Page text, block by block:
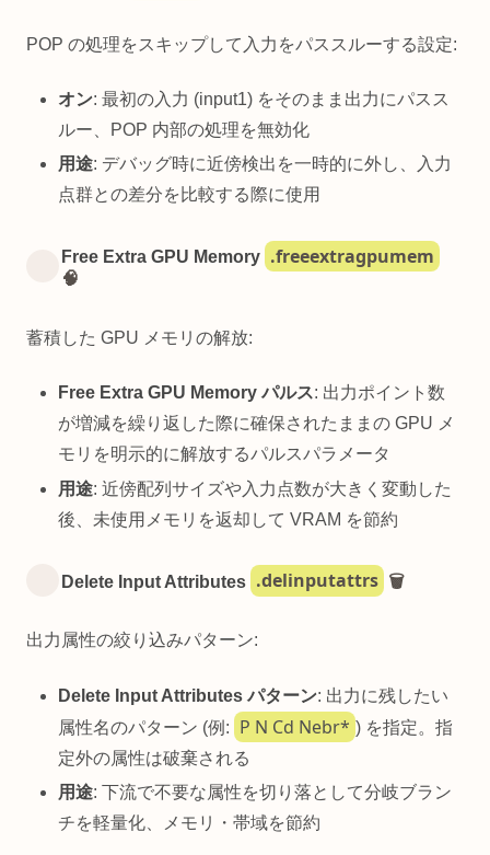
POP の処理をスキップして入力をパススルーする設定:
オン: 最初の入力 (input1) をそのまま出力にパスス
ルー、POP 内部の処理を無効化
用途: デバッグ時に近傍検出を一時的に外し、入力
点群との差分を比較する際に使用
Free Extra GPU Memory .freeextragpumem
🧠
蓄積した GPU メモリの解放:
Free Extra GPU Memory パルス: 出力ポイント数
が増減を繰り返した際に確保されたままの GPU メ
モリを明示的に解放するパルスパラメータ
用途: 近傍配列サイズや入力点数が大きく変動した
後、未使用メモリを返却して VRAM を節約
Delete Input Attributes .delinputattrs 🗑️
出力属性の絞り込みパターン:
Delete Input Attributes パターン: 出力に残したい
属性名のパターン (例:
P N Cd Nebr* ) を指定。指
定外の属性は破棄される
用途: 下流で不要な属性を切り落として分岐ブラン
チを軽量化、メモリ・帯域を節約